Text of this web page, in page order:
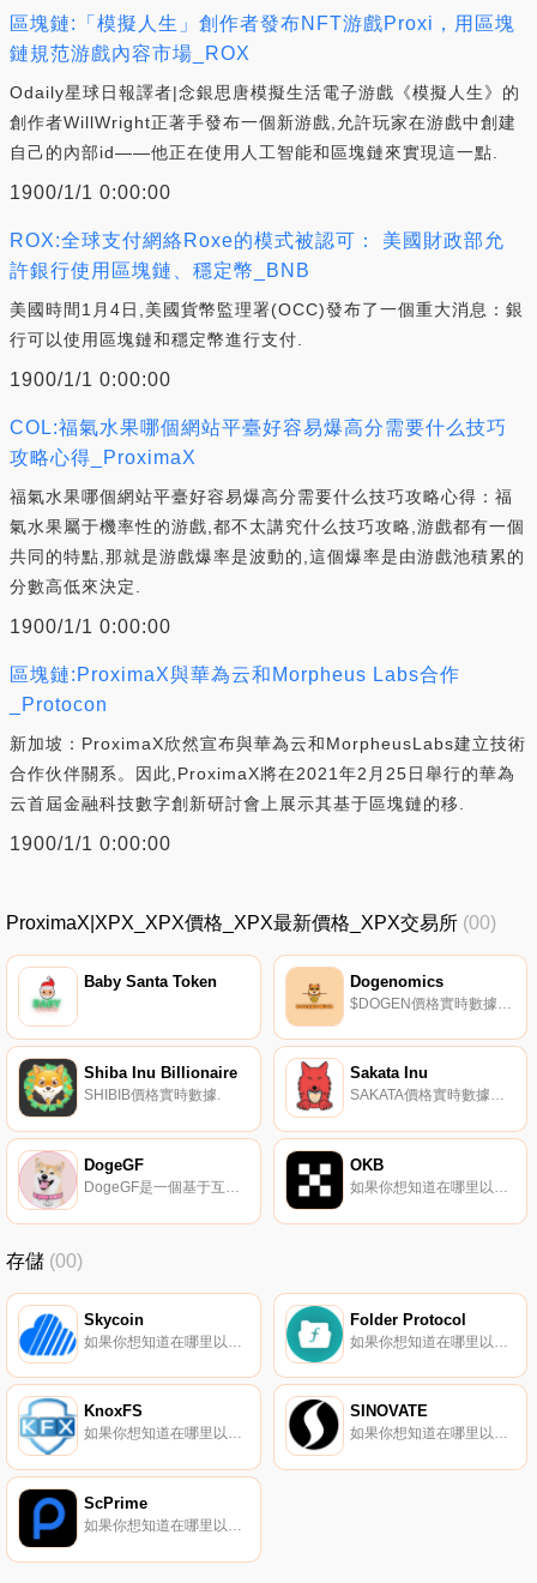
區塊鏈:「模擬人生」創作者發布NFT游戲Proxi，用區塊
鏈規范游戲內容市場_ROX
Odaily星球日報譯者|念銀思唐模擬生活電子游戲《模擬人生》的
創作者WillWright正著手發布一個新游戲,允許玩家在游戲中創建
自己的內部id——他正在使用人工智能和區塊鏈來實現這一點.
1900/1/1 0:00:00
ROX:全球支付網絡Roxe的模式被認可： 美國財政部允
許銀行使用區塊鏈、穩定幣_BNB
美國時間1月4日,美國貨幣監理署(OCC)發布了一個重大消息：銀
行可以使用區塊鏈和穩定幣進行支付.
1900/1/1 0:00:00
COL:福氣水果哪個網站平臺好容易爆高分需要什么技巧
攻略心得_ProximaX
福氣水果哪個網站平臺好容易爆高分需要什么技巧攻略心得：福
氣水果屬于機率性的游戲,都不太講究什么技巧攻略,游戲都有一個
共同的特點,那就是游戲爆率是波動的,這個爆率是由游戲池積累的
分數高低來決定.
1900/1/1 0:00:00
區塊鏈:ProximaX與華為云和Morpheus Labs合作
_Protocon
新加坡：ProximaX欣然宣布與華為云和MorpheusLabs建立技術
合作伙伴關系。因此,ProximaX將在2021年2月25日舉行的華為
云首屆金融科技數字創新研討會上展示其基于區塊鏈的移.
1900/1/1 0:00:00
ProximaX|XPX_XPX價格_XPX最新價格_XPX交易所 (00)
Baby Santa Token Dogenomics
Shiba Inu Billionaire
SHIBIB價格實時數據.
Sakata Inu
SAKATA價格實時數據基于動漫的社區代幣。
DogeGF
DogeGF是一個基于互惠的善意手勢平臺。在它上,人們將能夠通過在以太坊區塊鏈上做出善意的姿態來支持他們關心的項目。DogeGF代幣是即將推出的善意手勢平臺的治理代幣。DogeGF還將發布一個促進善意手勢的解決方案,即DogeGiFt獎勵平臺.
OKB
如果你想知道在哪里以當前價格購買OKB,目前交易{OKB]股票的頂級加密貨幣交易所是OKX、CoinW、Hotcoin Global、LBank和SuperEx。您可以在我們的加密貨幣交易所頁面上找到其他列表.
存儲 (00)
Skycoin Folder Protocol
KnoxFS
如果你想知道在哪里以當前價格購買KnoxFS,目前交易{KnoxFS]股票的頂級加密貨幣交易所是SouthXchange。您可以在我們的加密貨幣交易所頁面上找到其他列表。KnoxFS正在開發存儲應用程序,利用區塊鏈技術去中心化、安全可靠地存儲您的數據.
SINOVATE
如果你想知道在哪里以當前價格購買SINOVATE,目前交易{SINOVATE]股票的頂級加密貨幣交易所是TradeOgre。您可以在我們的加密貨幣交易所頁面上找到其他列表.
ScPrime
如果你想知道在哪里以當前價格購買ScPrime,目前交易{ScPrime]股票的頂級加密貨幣交易所是TradeOgre和SouthXchange。您可以在我們的加密貨幣交易所頁面上找到其他列表.